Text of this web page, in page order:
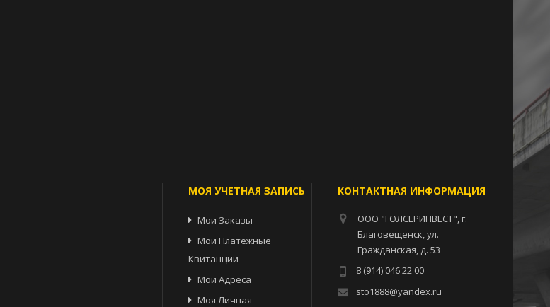
КОНТАКТНАЯ ИНФОРМАЦИЯ
ООО "ГОЛСЕРИНВЕСТ", г.
Благовещенск, ул.
Гражданская, д. 53
8 (914) 046 22 00
sto1888@yandex.ru
МОЯ УЧЕТНАЯ ЗАПИСЬ
Мои Заказы
Мои Платёжные
Квитанции
Мои Адреса
Моя Личная